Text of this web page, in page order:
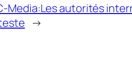
Media:Les autorités
→